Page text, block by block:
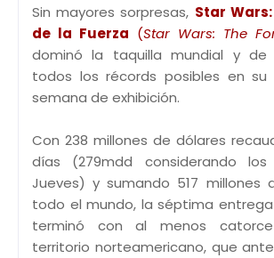
Sin mayores sorpresas, Star
de la Fuerza (Star Wars: The
dominó la taquilla mundial y de
todos los récords posibles en
semana de exhibición.
Con 238 millones de dólares
días (279mdd considerando
Jueves) y sumando 517 millones
todo el mundo, la séptima
terminó con al menos
territorio norteamericano, que